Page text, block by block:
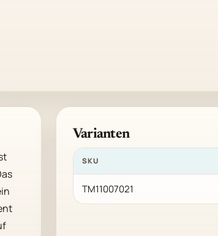
Varianten
SKU
TM11007021